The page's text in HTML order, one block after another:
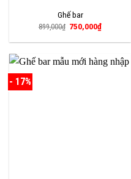
Ghế bar
899,000₫ Giá
là:
750,000₫Giá
tại
750,000₫.
- 17%